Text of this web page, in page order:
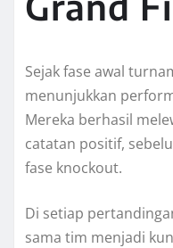
Sejak fase awal
menunjukkan
Mereka berhasil
catatan positif,
fase knockout.
Di setiap
sama tim menjadi